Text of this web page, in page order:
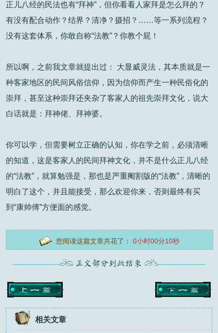
正儿八经的民法也有“拜神”，但你看看人家拜是怎么拜的？
有没有配合动作？结界？清净？摄招？……等一系列流程？
没有这套体系，你敢自称“法教”？你教个屁！
所以啊，之前我文章就提出过： 大显威灵法，其本质就是一
种客家地区的民间风俗信仰，因为信仰而产生一种民俗化的
崇拜，甚至这种崇拜还夹杂了客家人的祖先崇拜文化，说大
白话就是：拜神佬、拜神婆。
你可以学，但需要树立正确的认知，你在学之前，必须清晰
的知道，这是客家人的民间拜神文化，并不是什么正儿八经
的“法教”，就算勉强是，那也是严重阉割版的“法教”，清晰的
明白了这个，并且能接受，那么欢迎你来，否则最终有买
到“康帅傅”方便面的感觉。
您阅读这篇文章共花了： 0小时00分11秒
相关文章